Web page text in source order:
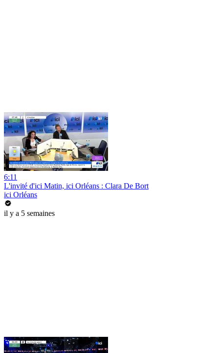
6:11
L'invité d'ici Matin, ici Orléans : Clara De Bort
ici Orléans
il y a 5 semaines